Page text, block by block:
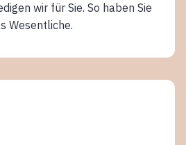
wir für Sie. So haben Sie
Wesentliche.